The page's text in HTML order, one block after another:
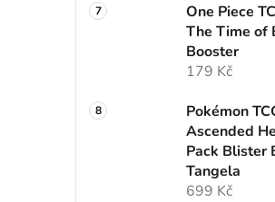
One Piece
The Time of
Booster
179 Kč
Pokémon
Ascended
Pack Blister
Tangela
699 Kč